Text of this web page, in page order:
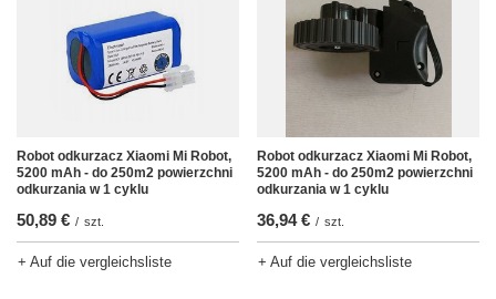
Robot odkurzacz Xiaomi Mi Robot,
5200 mAh - do 250m2 powierzchni
odkurzania w 1 cyklu
50,89 € / szt.
+ Auf die vergleichsliste
Robot odkurzacz Xiaomi Mi Robot,
5200 mAh - do 250m2 powierzchni
odkurzania w 1 cyklu
36,94 € / szt.
+ Auf die vergleichsliste